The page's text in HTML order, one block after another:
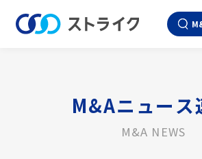
M&Aニュース
M&A NEWS